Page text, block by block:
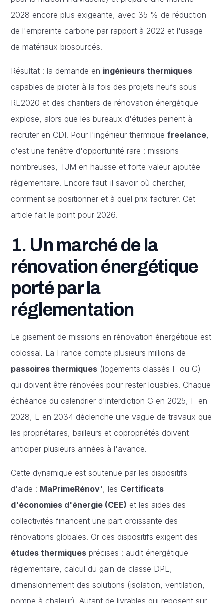
2028 encore plus exigeante, avec 35 % de réduction
de l'empreinte carbone par rapport à 2022 et l'usage
de matériaux biosourcés.
Résultat : la demande en ingénieurs thermiques
capables de piloter à la fois des projets neufs sous
RE2020 et des chantiers de rénovation énergétique
explose, alors que les bureaux d'études peinent à
recruter en CDI. Pour l'ingénieur thermiquefreelance
c'est une fenêtre d'opportunité rare : missions
nombreuses, TJM en hausse et forte valeur ajoutée
réglementaire. Encore faut-il savoir où chercher,
comment se positionner et à quel prix facturer. Cet
article fait le point pour 2026.
1. Un marché de la
rénovation énergétique
porté par la
réglementation
Le gisement de missions en rénovation énergétique est
colossal. La France compte plusieurs millions de
passoires thermiques (logements classés F ou G)
qui doivent être rénovées pour rester louables. Chaque
échéance du calendrier d'interdiction G en 2025, F en
2028, E en 2034 déclenche une vague de travaux que
les propriétaires, bailleurs et copropriétés doivent
anticiper plusieurs années à l'avance.
Cette dynamique est soutenue par les dispositifs
d'aide : MaPrimeRénov' , les Certificats
d'économies d'énergie (CEE) et les aides des
collectivités financent une part croissante des
rénovations globales. Or ces dispositifs exigent des
études thermiques précises : audit énergétique
réglementaire, calcul du gain de classe DPE,
dimensionnement des solutions (isolation, ventilation,
pompe à chaleur). Autant de livrables qui reposent sur